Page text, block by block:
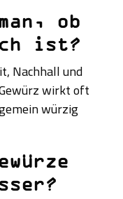
ob
ist?
Nachhall und
wirkt oft
würzig